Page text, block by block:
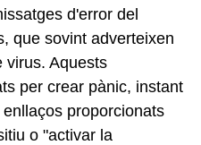
d'error del
que sovint adverteixen
virus. Aquests
per crear pànic, instant
proporcionats
o "activar la